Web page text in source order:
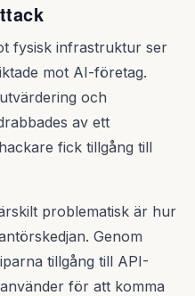
fysisk infrastruktur ser
mot AI-företag.
och
av ett
fick tillgång till
problematisk är hur
Genom
tillgång till API-
för att komma